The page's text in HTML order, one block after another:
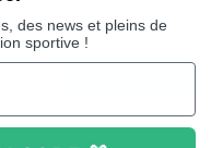
personnalisé en
3 - Huile De Poisson Par
13,25 €
des news et pleins de
sportive !